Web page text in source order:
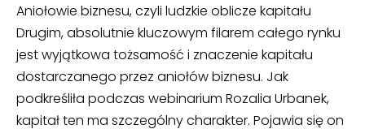
Aniołowie biznesu, czyli ludzkie oblicze kapitału
Drugim, absolutnie kluczowym filarem całego rynku
jest wyjątkowa tożsamość i znaczenie kapitału
dostarczanego przez aniołów biznesu. Jak
podkreśliła podczas webinarium Rozalia Urbanek,
kapitał ten ma szczególny charakter. Pojawia się on